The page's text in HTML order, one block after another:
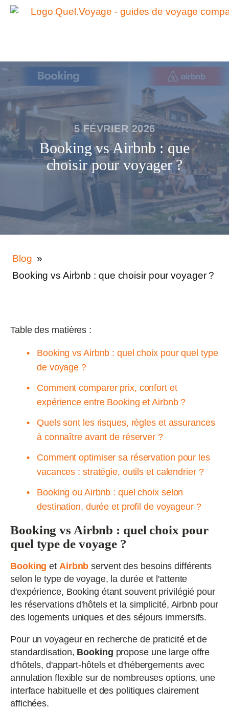
5 FÉVRIER 2026
Booking vs Airbnb : que
choisir pour voyager ?
Blog »
Booking vs Airbnb : que choisir pour voyager ?
Table des matières :
Booking vs Airbnb : quel choix pour quel type
de voyage ?
Comment comparer prix, confort et
expérience entre Booking et Airbnb ?
Quels sont les risques, règles et assurances
à connaître avant de réserver ?
Comment optimiser sa réservation pour les
vacances : stratégie, outils et calendrier ?
Booking ou Airbnb : quel choix selon
destination, durée et profil de voyageur ?
Booking vs Airbnb : quel choix pour
quel type de voyage ?
Booking et Airbnb servent des besoins différents
selon le type de voyage, la durée et l'attente
d'expérience, Booking étant souvent privilégié pour
les réservations d'hôtels et la simplicité, Airbnb pour
des logements uniques et des séjours immersifs.
Pour un voyageur en recherche de praticité et de
standardisation, Booking propose une large offre
d'hôtels, d'appart-hôtels et d'hébergements avec
annulation flexible sur de nombreuses options, une
interface habituelle et des politiques clairement
affichées.